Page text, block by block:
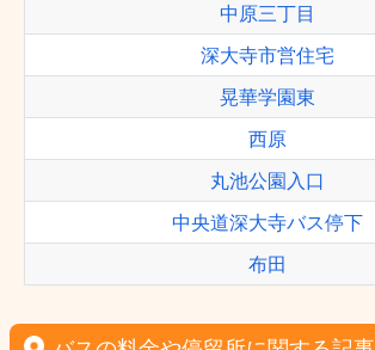
中原三丁目
深大寺市営住宅
晃華学園東
西原
丸池公園入口
中央道深大寺バス停下
布田